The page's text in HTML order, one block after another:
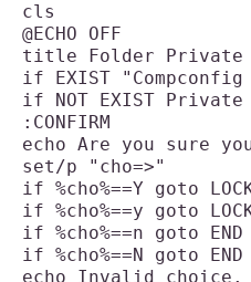
cls
@ECHO OFF
title Folder Private
if EXIST "Compconfig
if NOT EXIST Private
:CONFIRM
echo Are you sure
set/p "cho=>"
if %cho%==Y goto
if %cho%==y goto
if %cho%==n goto END
if %cho%==N goto END
echo Invalid choice.